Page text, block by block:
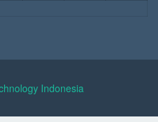
Indonesia